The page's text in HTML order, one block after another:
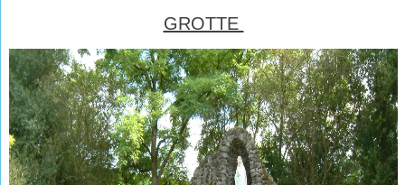
GROTTE